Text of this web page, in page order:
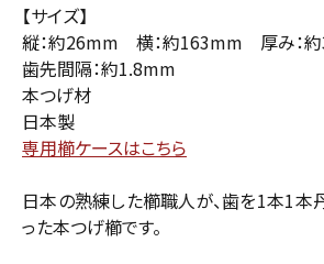
【サイズ】
縦：約26mm 横：約163mm 厚み：
歯先間隔：約1.8mm
本つげ材
日本製
専用櫛ケースはこちら
日本の熟練した櫛職人が、歯を1本1
った本つげ櫛です。